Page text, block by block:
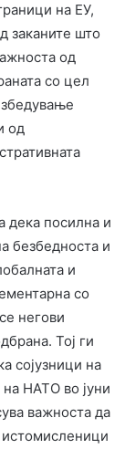
на ЕУ,
заканите што
од
со цел
од
дека посилна и
безбедноста и
и
со
негови
Тој ги
сојузници на
НАТО во јуни
важноста да
истомисленици